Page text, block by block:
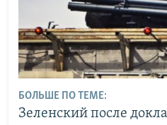
БОЛЬШЕ ПО ТЕМЕ:
Зеленский после